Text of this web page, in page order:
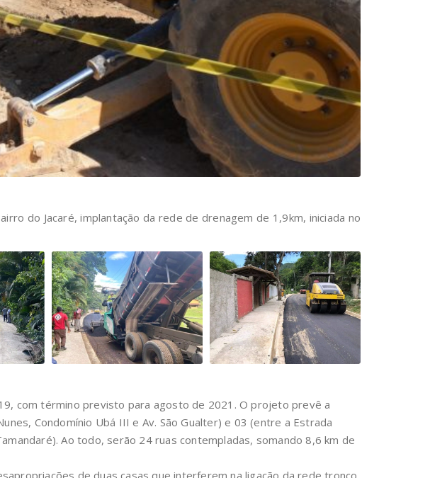
do Jacaré, implantação da rede de drenagem de 1,9km, iniciada no
com término previsto para agosto de 2021. O projeto prevê a
Condomínio Ubá III e Av. São Gualter) e 03 (entre a Estrada
Ao todo, serão 24 ruas contempladas, somando 8,6 km de